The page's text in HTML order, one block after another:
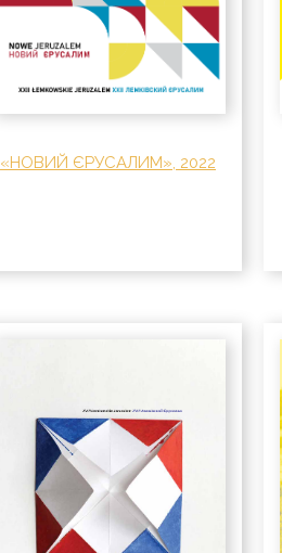
«НОВИЙ ЄРУСАЛИМ», 2022